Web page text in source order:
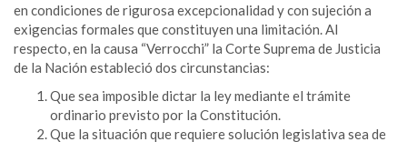
en condiciones de rigurosa excepcionalidad y con sujeción a
exigencias formales que constituyen una limitación. Al
respecto, en la causa “Verrocchi” la Corte Suprema de Justicia
de la Nación estableció dos circunstancias:
Que sea imposible dictar la ley mediante el trámite
ordinario previsto por la Constitución.
Que la situación que requiere solución legislativa sea de